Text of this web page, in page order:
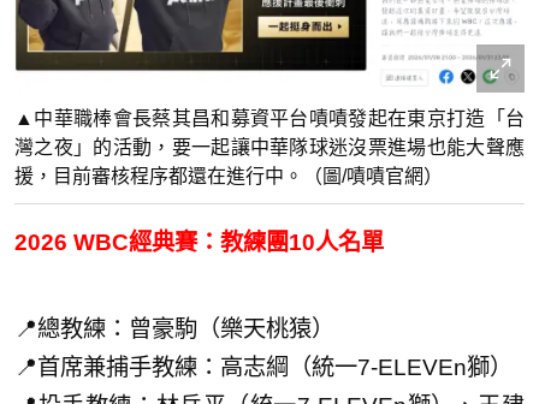
▲中華職棒會長蔡其昌和募資平台嘖嘖發起在東京打造「台
灣之夜」的活動，要一起讓中華隊球迷沒票進場也能大聲應
援，目前審核程序都還在進行中。（圖/嘖嘖官網）
2026 WBC經典賽：教練團10人名單
📍總教練：曾豪駒（樂天桃猿）
📍首席兼捕手教練：高志綱（統一7-ELEVEn獅）